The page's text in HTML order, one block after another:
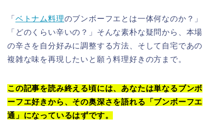
「 ベトナム料理のブンボーフエとは一体何なのか？」
「どのくらい辛いの？」そんな素朴な疑問から、本場
の辛さを自分好みに調整する方法、そして自宅であの
複雑な味を再現したいと願う料理好きの方まで。
この記事を読み終える頃には、あなたは単なるブンボ
ーフエ好きから、その奥深さを語れる「ブンボーフエ
通」になっているはずです。